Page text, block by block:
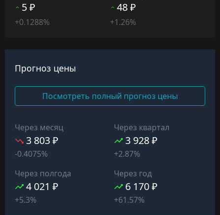
5 ₽
+0.1288%
48 ₽
+1.26%
Прогноз цены
Посмотреть полный прогноз цены
Через месяц
3 803 ₽
-0.4075%
Через квартал
3 928 ₽
+2.87%
Через полгода
4 021 ₽
+5.3%
Через год
6 170 ₽
+61.57%